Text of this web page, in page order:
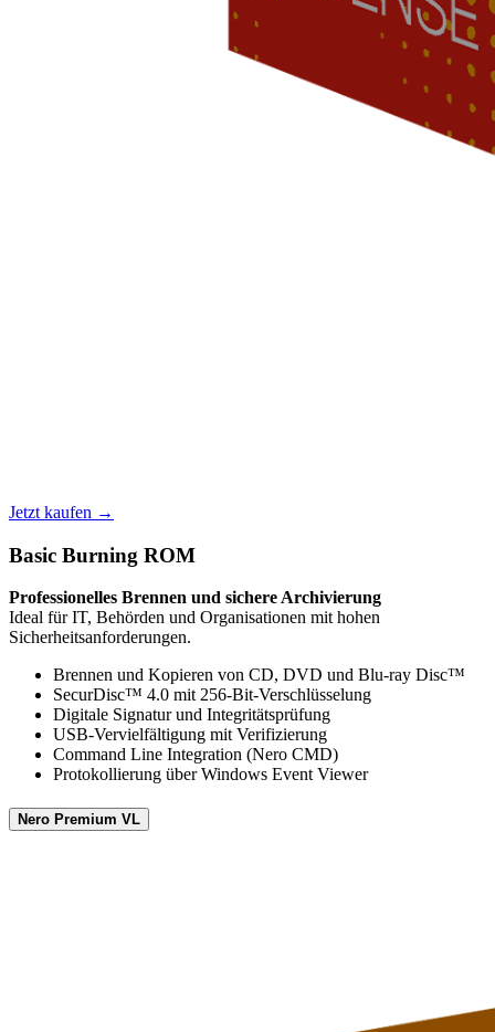
Jetzt kaufen →
Basic Burning ROM
Professionelles Brennen und sichere Archivierung
Ideal für IT, Behörden und Organisationen mit hohen
Sicherheitsanforderungen.
Brennen und Kopieren von CD, DVD und Blu-ray Disc™
SecurDisc™ 4.0 mit 256-Bit-Verschlüsselung
Digitale Signatur und Integritätsprüfung
USB-Vervielfältigung mit Verifizierung
Command Line Integration (Nero CMD)
Protokollierung über Windows Event Viewer
Nero Premium VL